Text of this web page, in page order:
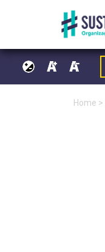
Home >